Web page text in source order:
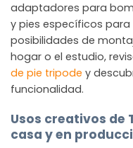
adaptadores para
y pies específicos
posibilidades de
hogar o el estudio,
de pie tripode y
funcionalidad.
Usos creativos de
casa y en